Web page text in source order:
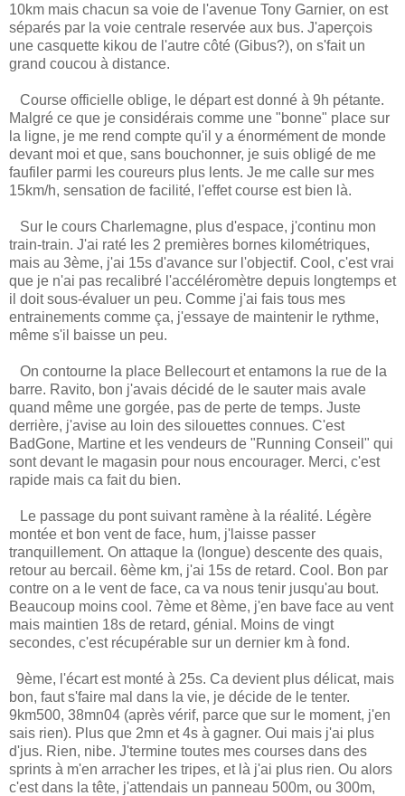
10km mais chacun sa voie de l'avenue Tony Garnier, on est
séparés par la voie centrale reservée aux bus. J'aperçois
une casquette kikou de l'autre côté (Gibus?), on s'fait un
grand coucou à distance.
Course officielle oblige, le départ est donné à 9h pétante.
Malgré ce que je considérais comme une "bonne" place sur
la ligne, je me rend compte qu'il y a énormément de monde
devant moi et que, sans bouchonner, je suis obligé de me
faufiler parmi les coureurs plus lents. Je me calle sur mes
15km/h, sensation de facilité, l'effet course est bien là.
Sur le cours Charlemagne, plus d'espace, j'continu mon
train-train. J'ai raté les 2 premières bornes kilométriques,
mais au 3ème, j'ai 15s d'avance sur l'objectif. Cool, c'est vrai
que je n'ai pas recalibré l'accéléromètre depuis longtemps et
il doit sous-évaluer un peu. Comme j'ai fais tous mes
entrainements comme ça, j'essaye de maintenir le rythme,
même s'il baisse un peu.
On contourne la place Bellecourt et entamons la rue de la
barre. Ravito, bon j'avais décidé de le sauter mais avale
quand même une gorgée, pas de perte de temps. Juste
derrière, j'avise au loin des silouettes connues. C'est
BadGone, Martine et les vendeurs de "Running Conseil" qui
sont devant le magasin pour nous encourager. Merci, c'est
rapide mais ca fait du bien.
Le passage du pont suivant ramène à la réalité. Légère
montée et bon vent de face, hum, j'laisse passer
tranquillement. On attaque la (longue) descente des quais,
retour au bercail. 6ème km, j'ai 15s de retard. Cool. Bon par
contre on a le vent de face, ca va nous tenir jusqu'au bout.
Beaucoup moins cool. 7ème et 8ème, j'en bave face au vent
mais maintien 18s de retard, génial. Moins de vingt
secondes, c'est récupérable sur un dernier km à fond.
9ème, l'écart est monté à 25s. Ca devient plus délicat, mais
bon, faut s'faire mal dans la vie, je décide de le tenter.
9km500, 38mn04 (après vérif, parce que sur le moment, j'en
sais rien). Plus que 2mn et 4s à gagner. Oui mais j'ai plus
d'jus. Rien, nibe. J'termine toutes mes courses dans des
sprints à m'en arracher les tripes, et là j'ai plus rien. Ou alors
c'est dans la tête, j'attendais un panneau 500m, ou 300m,